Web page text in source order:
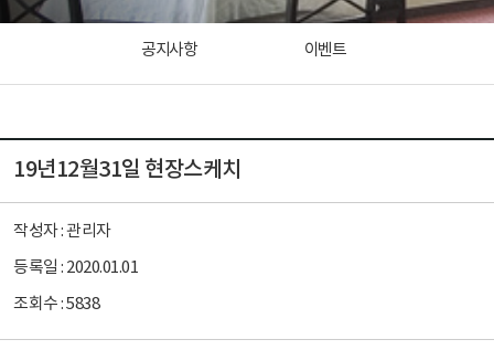
공지사항 이벤트
19년12월31일 현장스케치
작성자 :관리자
등록일 : 2020.01.01
조회수 :5838